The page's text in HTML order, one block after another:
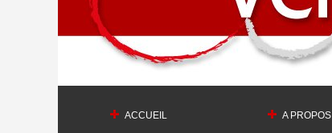
ACCUEIL A PROPOS